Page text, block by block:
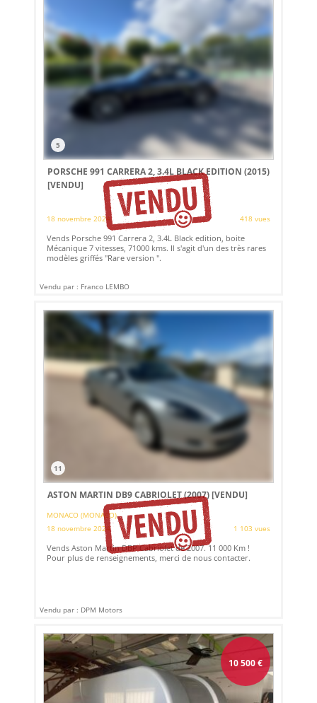
5
PORSCHE 991 CARRERA 2, 3.4L BLACK EDITION (2015)
[VENDU]
18 novembre 2024 418 vues
Vends Porsche 991 Carrera 2, 3.4L Black edition, boite
Mécanique 7 vitesses, 71000 kms. Il s'agit d'un des très rares
modèles griffés "Rare version ".
Vendu par : Franco LEMBO
11
ASTON MARTIN DB9 CABRIOLET (2007)[VENDU]
MONACO (MONACO)
18 novembre 2024
1 103 vues
Vends Aston Martin DBP Cabriolet de 2007. 11 000 Km !
Pour plus de renseignements, merci de nous contacter.
Vendu par : DPM Motors
10 500€